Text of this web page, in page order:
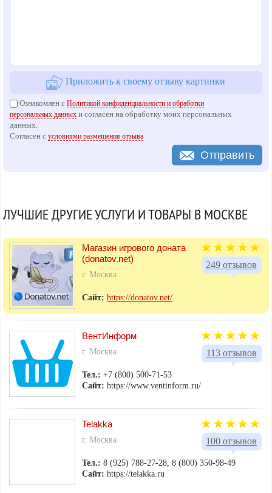
Приложить к своему отзыву картинки
Ознакомлен сПолитикой конфиденциальности и обработки
персональных данных и согласен на обработку моих персональных
данных.
Согласен сусловиями размещения отзыва
Отправить
ЛУЧШИЕ ДРУГИЕ УСЛУГИ И ТОВАРЫ В МОСКВЕ
249 отзывов
Магазин игрового доната
(donatov.net)
г. Москва
Сайт: https://donatov.net/
113 отзывов
ВентИнформ
г. Москва
Тел.:+7 (800) 500-71-53
Сайт: https://www.ventinform.ru/
100 отзывов
Telakka
г. Москва
Тел.:8 (925) 788-27-28, 8 (800) 350-98-49
Сайт: https://telakka.ru